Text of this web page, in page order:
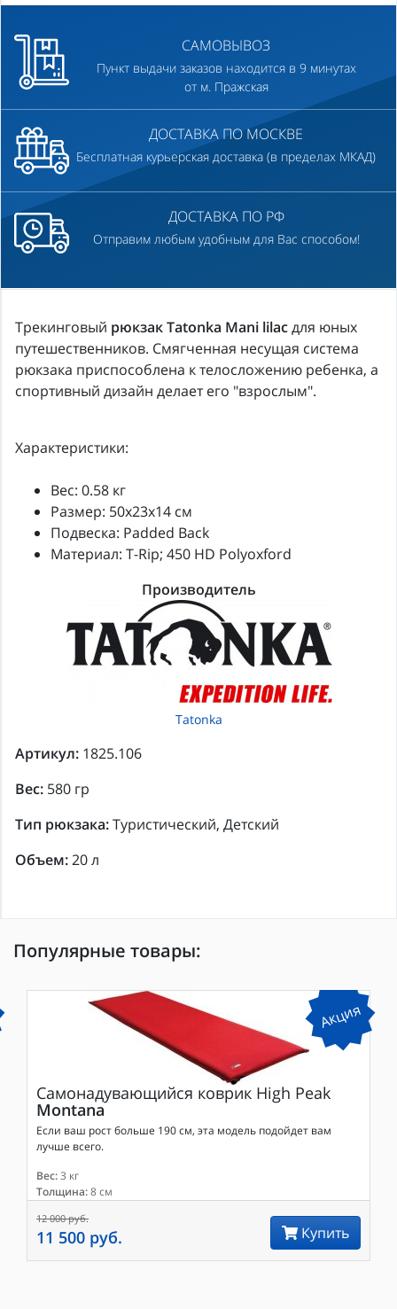
САМОВЫВОЗ
Пункт выдачи заказов находится в 9 минутах
от м. Пражская
ДОСТАВКА ПО МОСКВЕ
Бесплатная курьерская доставка (в пределах МКАД)
ДОСТАВКА ПО РФ
Отправим любым удобным для Вас способом!
Трекинговый рюкзак Tatonka Mani lilacдля юных
путешественников. Смягченная несущая система
рюкзака приспособлена к телосложению ребенка, а
спортивный дизайн делает его "взрослым".
Характеристики:
Вес: 0.58 кг
Размер: 50x23x14 см
Подвеска: Padded Back
Материал: T-Rip; 450 HD Polyoxford
Производитель
Tatonka
Артикул: 1825.106
Вес: 580 гр
Тип рюкзака:Туристический, Детский
Объем:20 л
Популярные товары:
Акция
Самонадувающийся коврик High Peak
Montana
Если ваш рост больше 190 см, эта модель подойдет вам
лучше всего.
Вес:3 кг
Толщина:8 см
12 000 руб.
11 500 руб. Купить